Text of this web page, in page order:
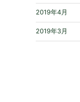
2019年4月
2019年3月